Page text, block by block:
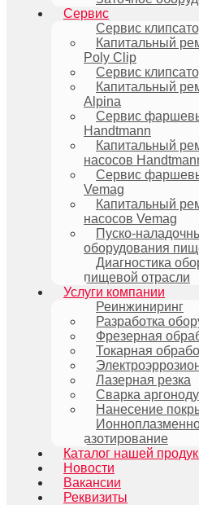
Сервис
Сервис
Капитальный
Poly Clip
Сервис
Капитальный
Alpina
Сервис
Handtmann
Капитальный
насосов
Сервис
Vemag
Капитальный
насосов Vemag
Пуско-
оборудования
Диагностика
пищевой отрасли
Услуги компании
Реинжиниринг
Разработка
Фрезерная
Токарная
Лазерная резка
Сварка
Нанесение
азотирование
Каталог нашей
Новости
Вакансии
Реквизиты